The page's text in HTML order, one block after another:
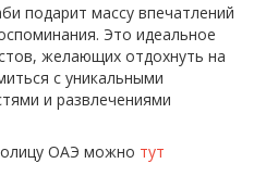
подарит массу впечатлений
Это идеальное
желающих отдохнуть на
с уникальными
и развлечениями
ОАЭ можно тут